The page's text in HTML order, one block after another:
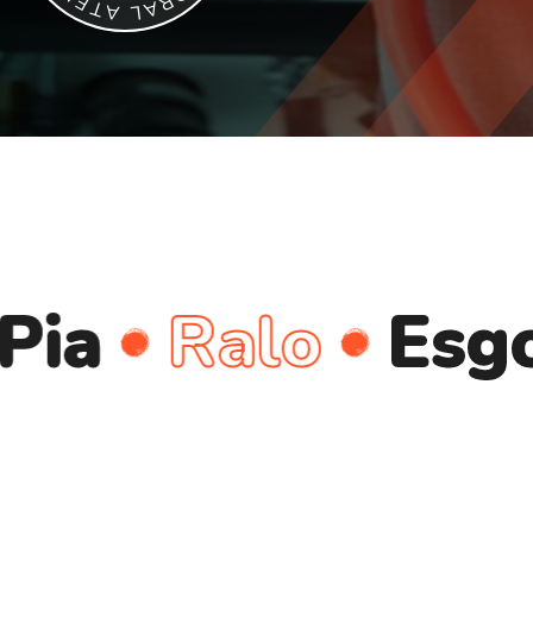
A
T A
L
Ralo Esgoto